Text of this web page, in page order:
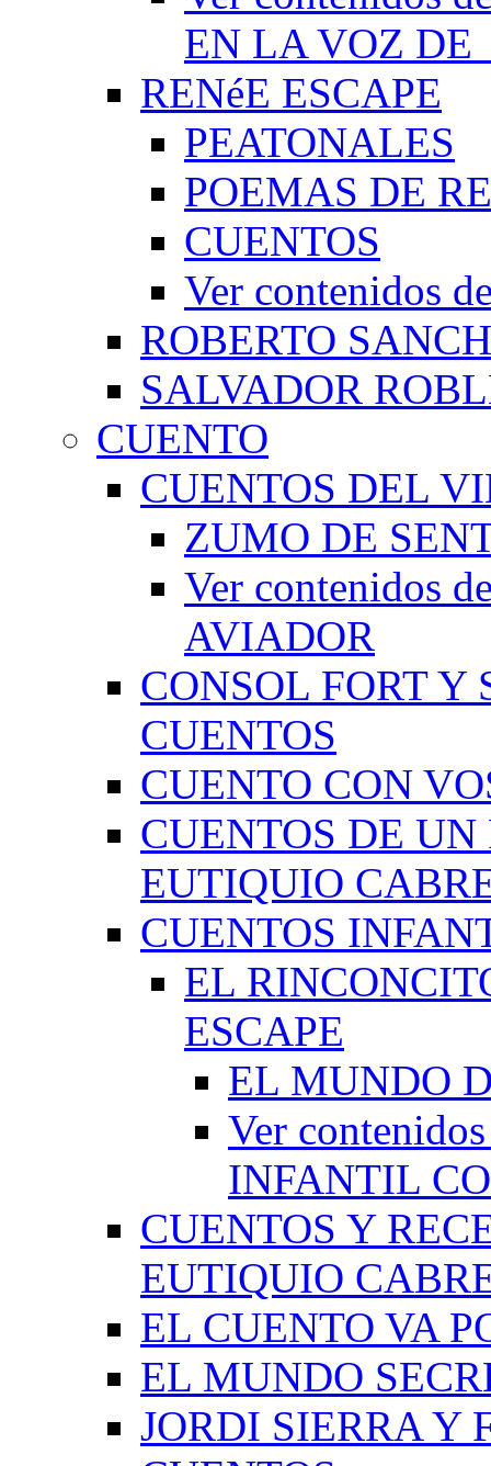
EN LA VOZ DE
RENéE ESCAPE
PEATONALES
POEMAS DE
CUENTOS
Ver contenidos
ROBERTO
SALVADOR
CUENTO
CUENTOS DEL
ZUMO DE
Ver contenidos
AVIADOR
CONSOL FORT Y
CUENTOS
CUENTO CON
CUENTOS DE
EUTIQUIO
CUENTOS
EL
ESCAPE
EL MUNDO
Ver
INFANTIL
CUENTOS Y
EUTIQUIO
EL CUENTO VA
EL MUNDO
JORDI SIERRA Y